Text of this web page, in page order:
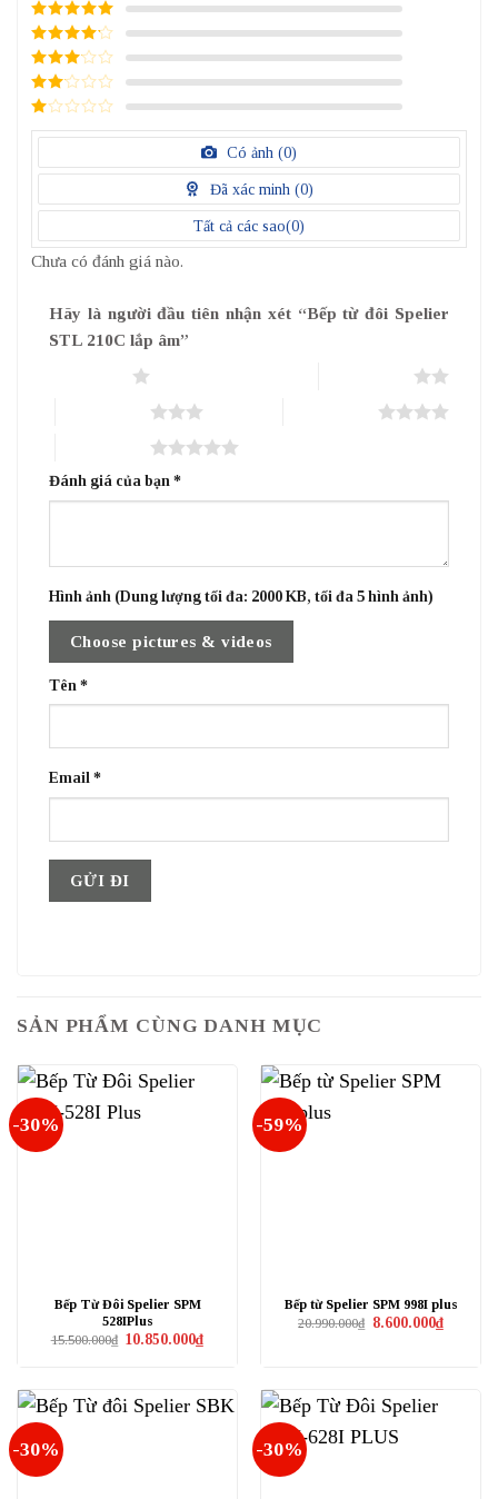
5/ 5 điểm
4/ 5
điểm
3/ 5
điểm
2/
điểm
1
điểm
Có ảnh (0)
Đã xác minh (0)
Tất cả các sao(0)
Chưa có đánh giá nào.
Hãy là người đầu tiên nhận xét “Bếp từ đôi Spelier
STL 210C lắp âm”
Đánh giá của bạn *
Hình ảnh (Dung lượng tối đa: 2000 KB, tối đa 5 hình ảnh)
Choose pictures & videos
Tên *
Email *
SẢN PHẨM CÙNG DANH MỤC
-30%
Bếp Từ Đôi Spelier SPM
528IPlus
15.500.000₫ Giá
10.850.000₫Giá
hiện
10.850.000₫.
-59%
Bếp từ Spelier SPM 998I plus
20.990.000₫ Giá
8.600.000₫Giá
hiện
-30% -30%